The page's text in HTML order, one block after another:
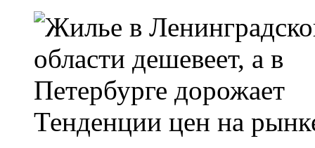
Тенденции цен на